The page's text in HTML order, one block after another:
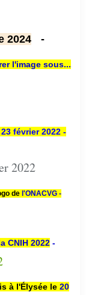
2024 -
l'image sous...
février 2022 -
2022
de l'ONACVG -
CNIH 2022 -
à l'Élysée le 20